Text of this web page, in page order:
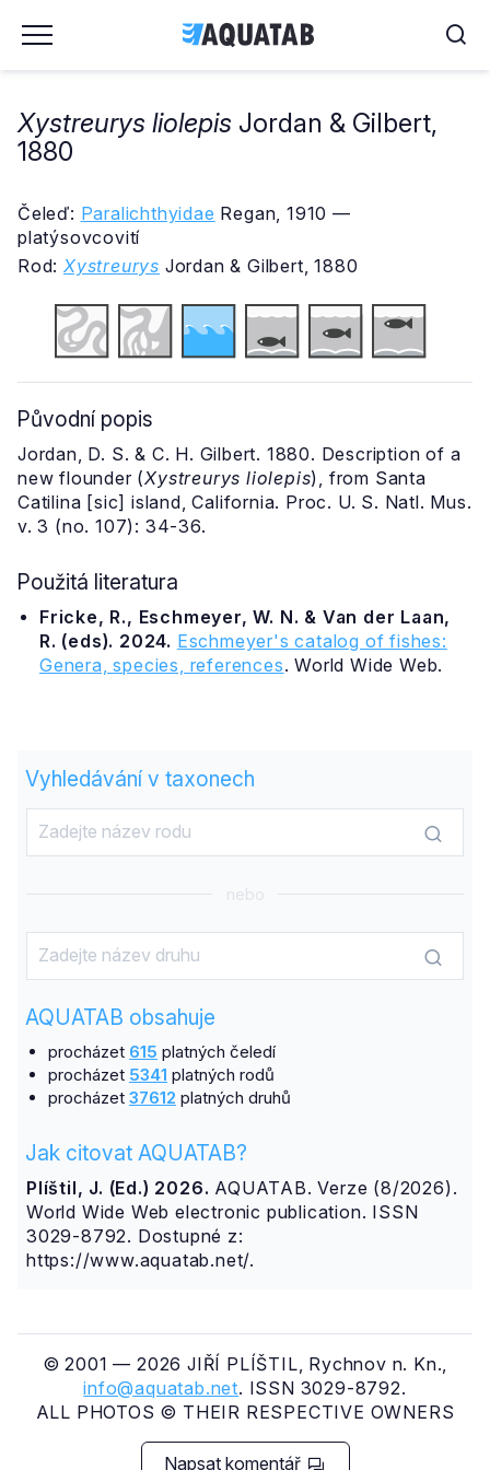
Xystreurys liolepis Jordan & Gilbert,
1880
Čeleď: Paralichthyidae Regan, 1910 —
platýsovcovití
Rod: Xystreurys Jordan & Gilbert, 1880
Původní popis
Jordan, D. S. & C. H. Gilbert. 1880. Description of a
new flounder (Xystreurys liolepis), from Santa
Catilina [sic] island, California. Proc. U. S. Natl. Mus.
v. 3 (no. 107): 34-36.
Použitá literatura
Fricke, R., Eschmeyer, W. N. & Van der Laan,
R. (eds). 2024. Eschmeyer's catalog of fishes:
Genera, species, references. World Wide Web.
Vyhledávání v taxonech
nebo
AQUATAB obsahuje
procházet 615 platných čeledí
procházet 5341 platných rodů
procházet 37612 platných druhů
Jak citovat AQUATAB?
Plíštil, J. (Ed.) 2026. AQUATAB. Verze (8/2026).
World Wide Web electronic publication. ISSN
3029-8792. Dostupné z:
https://www.aquatab.net/.
© 2001 — 2026 JIŘÍ PLÍŠTIL, Rychnov n. Kn.,
info@aquatab.net. ISSN 3029-8792.
ALL PHOTOS © THEIR RESPECTIVE OWNERS
Napsat komentář